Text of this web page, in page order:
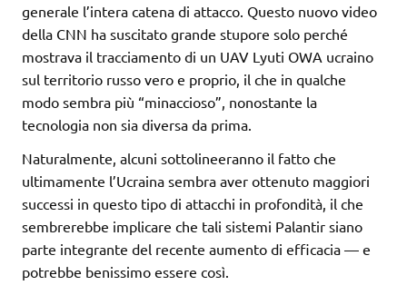
generale l’intera catena di attacco. Questo nuovo video
della CNN ha suscitato grande stupore solo perché
mostrava il tracciamento di un UAV Lyuti OWA ucraino
sul territorio russo vero e proprio, il che in qualche
modo sembra più “minaccioso”, nonostante la
tecnologia non sia diversa da prima.
Naturalmente, alcuni sottolineeranno il fatto che
ultimamente l’Ucraina sembra aver ottenuto maggiori
successi in questo tipo di attacchi in profondità, il che
sembrerebbe implicare che tali sistemi Palantir siano
parte integrante del recente aumento di efficacia — e
potrebbe benissimo essere così.